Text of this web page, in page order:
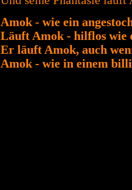
Amok - wie ein
Läuft Amok - hilflos wie
Er läuft Amok, auch
Amok - wie in einem